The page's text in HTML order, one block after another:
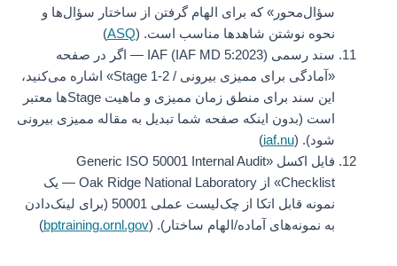
سؤال‌محور» که برای الهام گرفتن از ساختار سؤال‌ها و
نحوه نوشتن شاهدها مناسب است. ( ASQ
)
سند رسمی IAF (IAF MD 5:2023) — اگر در صفحه
«آمادگی برای ممیزی بیرونی / Stage 1-2» اشاره می‌کنید،
این سند برای منطق زمان ممیزی و ماهیت Stageها معتبر
است (بدون اینکه صفحه شما تبدیل به مقاله ممیزی بیرونی
شود). ( iaf.nu
)
فایل اکسل «Generic ISO 50001 Internal Audit
Checklist» از Oak Ridge National Laboratory — یک
نمونه قابل اتکا از چک‌لیست عملی 50001 (برای لینک‌دادن
به نمونه‌های آماده/الهام ساختار). ( bptraining.ornl.gov
)